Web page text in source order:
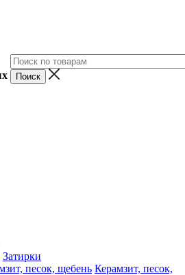
Затирки
Керамзит, песок,